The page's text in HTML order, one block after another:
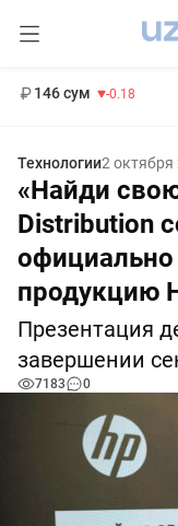
146 сум -0.18
Технологии2 октября
«Найди
Distribution
официально
продукцию
Презентация
завершении
7183 0